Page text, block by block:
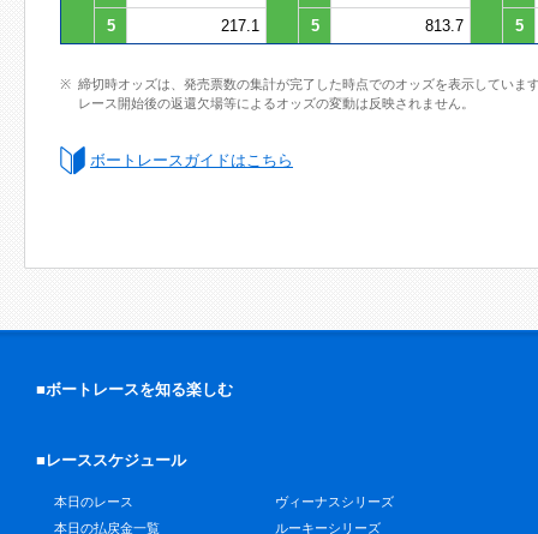
5
217.1 5 813.7 5
締切時オッズは、発売票数の集計が完了した時点でのオッズを表示していま
レース開始後の返還欠場等によるオッズの変動は反映されません。
ボートレースガイドはこちら
■ボートレースを知る楽しむ
■レーススケジュール
本日のレース
本日の払戻金一覧
ヴィーナスシリーズ
ルーキーシリーズ